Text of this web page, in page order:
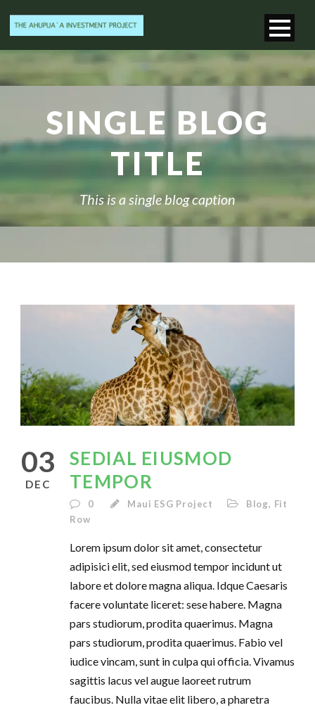
SINGLE BLOG
TITLE
This is a single blog caption
03
DEC
SEDIAL EIUSMOD
TEMPOR
0 Maui ESG Project Blog, Fit
Row
Lorem ipsum dolor sit amet, consectetur
adipisici elit, sed eiusmod tempor incidunt ut
labore et dolore magna aliqua. Idque Caesaris
facere voluntate liceret: sese habere. Magna
pars studiorum, prodita quaerimus. Magna
pars studiorum, prodita quaerimus. Fabio vel
iudice vincam, sunt in culpa qui officia. Vivamus
sagittis lacus vel augue laoreet rutrum
faucibus. Nulla vitae elit libero, a pharetra